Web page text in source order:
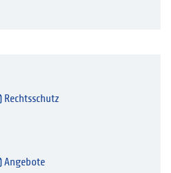
Rechtsschutz
Angebote